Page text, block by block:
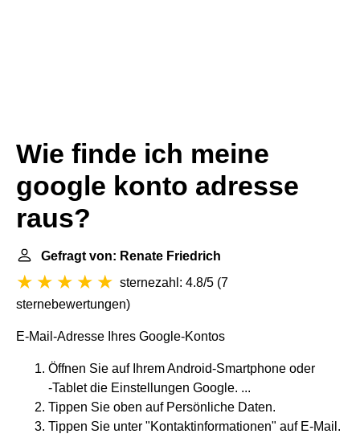
Wie finde ich meine
google konto adresse
raus?
Gefragt von: Renate Friedrich
sternezahl: 4.8/5 (7
sternebewertungen)
E-Mail-Adresse Ihres Google-Kontos
Öffnen Sie auf Ihrem Android-Smartphone oder
‑Tablet die Einstellungen Google. ...
Tippen Sie oben auf Persönliche Daten.
Tippen Sie unter "Kontaktinformationen" auf E-Mail.